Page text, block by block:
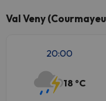
Val Veny
20:00
18 ºC